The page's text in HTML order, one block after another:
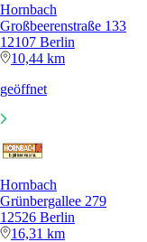
Hornbach
Großbeerenstraße 133
12107 Berlin
10,44 km
geöffnet
Hornbach
Grünbergallee 279
12526 Berlin
16,31 km